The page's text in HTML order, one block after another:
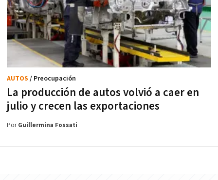
La producción de autos volvió a caer en
julio y crecen las exportaciones
AUTOS / Preocupación
PorGuillermina Fossati